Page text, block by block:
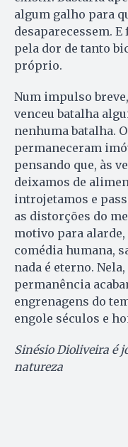
algum galho para
desaparecessem.
pela dor de tanto
próprio.
Num impulso
venceu batalha
nenhuma batalha.
permaneceram
pensando que, às
deixamos de
introjetamos e
as distorções do
motivo para
comédia humana,
nada é eterno.
permanência
engrenagens do
engole séculos e
Sinésio Dioliveira é
natureza